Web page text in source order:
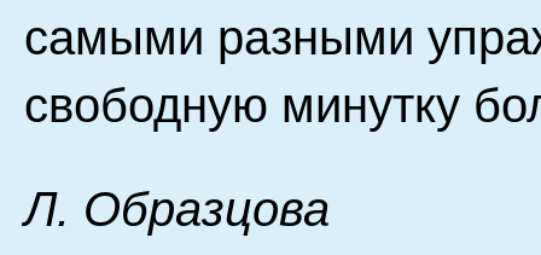
самыми разными
свободную минутку
Л. Oбpaзцoва